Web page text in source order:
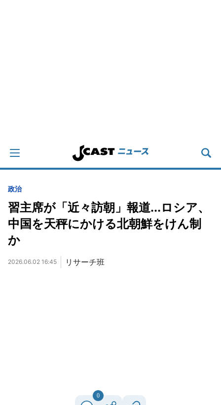
政治
習主席が「近々訪朝」報道...ロシア、
中国を天秤にかける北朝鮮をけん制
か
2026.06.02 16:45 リサーチ班
0